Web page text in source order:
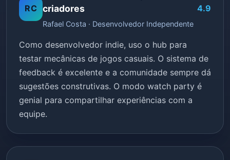
RC
criadores
Rafael Costa · Desenvolvedor Independente
4.9
Como desenvolvedor indie, uso o hub para
testar mecânicas de jogos casuais. O sistema de
feedback é excelente e a comunidade sempre dá
sugestões construtivas. O modo watch party é
genial para compartilhar experiências com a
equipe.